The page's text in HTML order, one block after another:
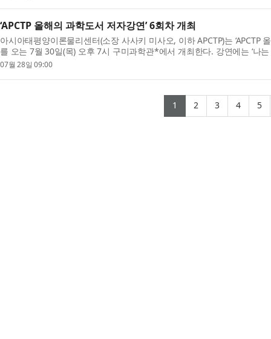
‘APCTP 올해의 과학도서 저자강연’ 6회차 개최
아시아태평양이론물리센터(소장 사사키 미사오, 이하 APCTP)는 ‘APCTP
를 오는 7월 30일(목) 오후 7시 구미과학관*에서 개최한다. 강연에는 ‘나
사(한국천문연구원)가 연사로 나선다. ※ 장소: 경북...
07월 28일 09:00
1 (current)
2(current)
3(current)
4 5